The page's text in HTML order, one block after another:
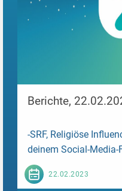
Berichte,
-SRF, Religiöse
deinem Social-Media-
22.02.2023